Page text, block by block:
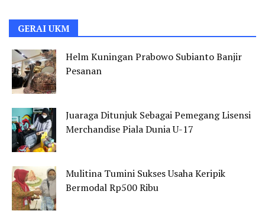
GERAI UKM
Helm Kuningan Prabowo Subianto Banjir
Pesanan
Juaraga Ditunjuk Sebagai Pemegang Lisensi
Merchandise Piala Dunia U-17
Mulitina Tumini Sukses Usaha Keripik
Bermodal Rp500 Ribu